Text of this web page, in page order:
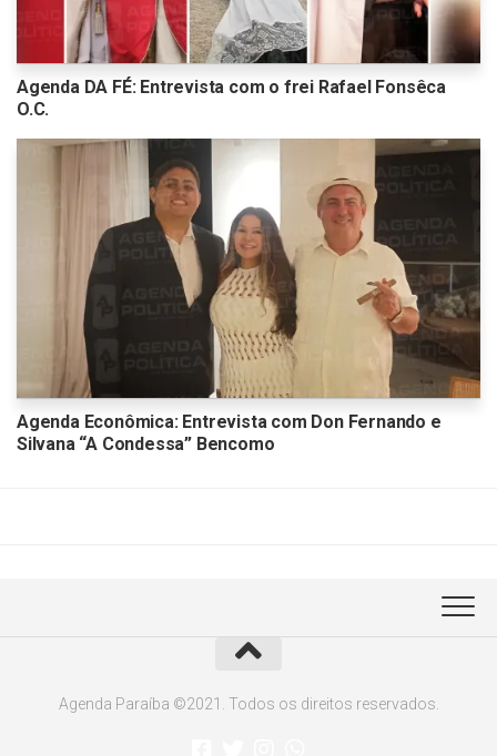
Agenda DA FÉ: Entrevista com o frei Rafael Fonsêca
O.C.
Agenda Econômica: Entrevista com Don Fernando e
Silvana “A Condessa” Bencomo
Agenda Paraíba ©2021. Todos os direitos reservados.